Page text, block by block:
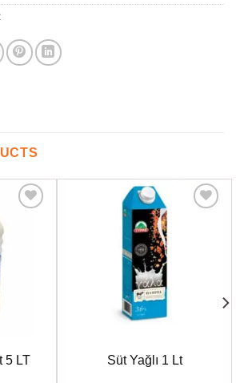
5 LT Süt Yağlı 1 Lt